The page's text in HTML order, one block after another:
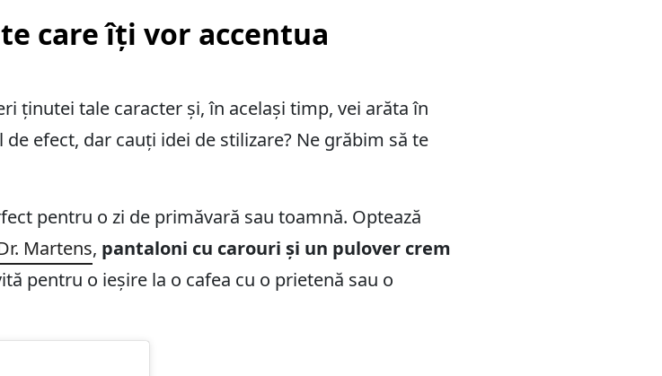
care îți vor accentua
ținutei tale caracter și, în același timp, vei arăta în
efect, dar cauți idei de stilizare? Ne grăbim să te
pentru o zi de primăvară sau toamnă. Optează
Martens, pantaloni cu carouri și un pulover crem
pentru o ieșire la o cafea cu o prietenă sau o